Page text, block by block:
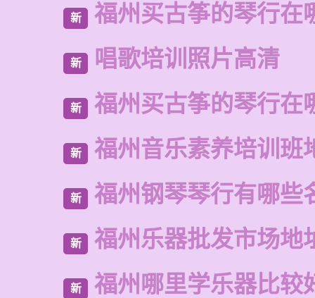
新 福州买古筝的琴行在
新 唱歌培训照片高清
新 福州买古筝的琴行在
新 福州音乐素养培训班
新 福州钢琴琴行有哪些
新 福州乐器批发市场地
新 福州哪里学乐器比较